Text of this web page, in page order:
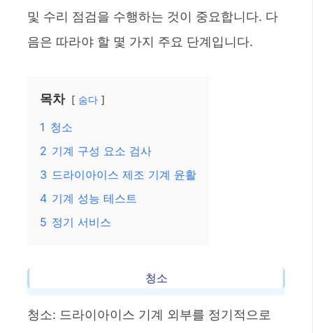
및 수리 점검을 수행하는 것이 중요합니다. 다
음은 따라야 할 몇 가지 주요 단계입니다.
목차 숨다
1 청소
2 기계 구성 요소 검사
3 드라이아이스 제조 기계 윤활
4 기계 성능 테스트
5 정기 서비스
청소
청소: 드라이아이스 기계 외부를 정기적으로